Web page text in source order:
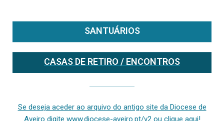
SANTUÁRIOS
CASAS DE RETIRO / ENCONTROS
Se deseja aceder ao arquivo do antigo site da Diocese de
Aveiro digite www.diocese-aveiro.pt/v2 ou clique aqui!